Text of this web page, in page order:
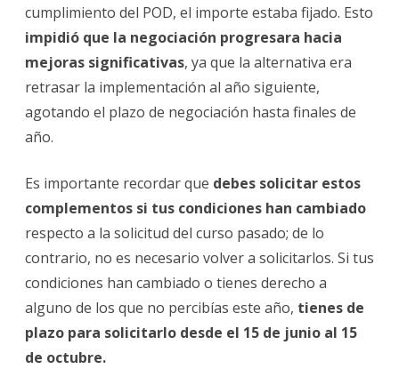
cumplimiento del POD, el importe estaba fijado. Esto
impidió que la negociación progresara hacia
mejoras significativas, ya que la alternativa era
retrasar la implementación al año siguiente,
agotando el plazo de negociación hasta finales de
año.
Es importante recordar que debes solicitar estos
complementos si tus condiciones han cambiado
respecto a la solicitud del curso pasado; de lo
contrario, no es necesario volver a solicitarlos. Si tus
condiciones han cambiado o tienes derecho a
alguno de los que no percibías este año, tienes de
plazo para solicitarlo desde el 15 de junio al 15
de octubre.